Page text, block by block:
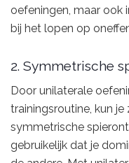
oefeningen, maar ook
bij het lopen op
2. Symmetrische
Door unilaterale
trainingsroutine, kun
symmetrische
gebruikelijk dat je